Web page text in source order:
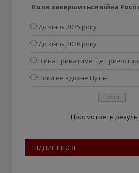
Коли завершиться війна
До кінця 2025 року
До кінця 2026 року
Війна триватиме ще три-
Поки не здохне Путін
Просмотреть
ПІДПИШІТЬСЯ